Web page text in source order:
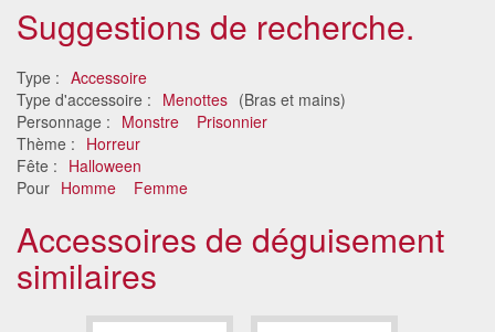
Suggestions de recherche.
Type : Accessoire
Type d'accessoire : Menottes (Bras et mains)
Personnage : Monstre
Prisonnier
Thème : Horreur
Fête : Halloween
Pour Homme Femme
Accessoires de déguisement
similaires